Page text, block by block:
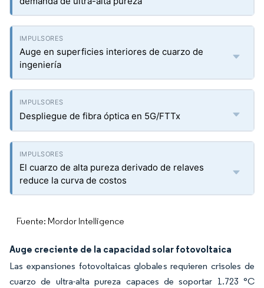
Auge en superficies interiores de cuarzo de
ingeniería
Despliegue de fibra óptica en 5G/FTTx
El cuarzo de alta pureza derivado de relaves
reduce la curva de costos
Fuente: Mordor Intelligence
Auge creciente de la capacidad solar fotovoltaica
Las expansiones fotovoltaicas globales requieren crisoles de
cuarzo de ultra-alta pureza capaces de soportar 1.723 °C